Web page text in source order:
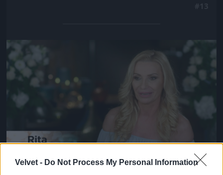
Velvet - Do Not Process My Personal Information
Jön még kép!